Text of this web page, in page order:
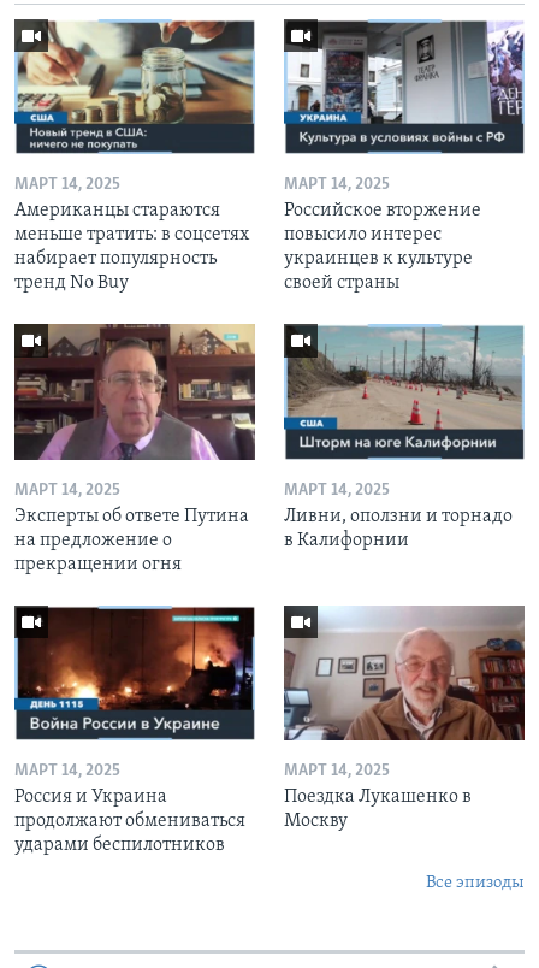
МАРТ 14, 2025
Американцы стараются
меньше тратить: в соцсетях
набирает популярность
тренд No Buy
МАРТ 14, 2025
Российское вторжение
повысило интерес
украинцев к культуре
своей страны
МАРТ 14, 2025
Эксперты об ответе Путина
на предложение о
прекращении огня
МАРТ 14, 2025
Ливни, оползни и торнадо
в Калифорнии
МАРТ 14, 2025
Россия и Украина
продолжают обмениваться
ударами беспилотников
МАРТ 14, 2025
Поездка Лукашенко в
Москву
Все эпизоды